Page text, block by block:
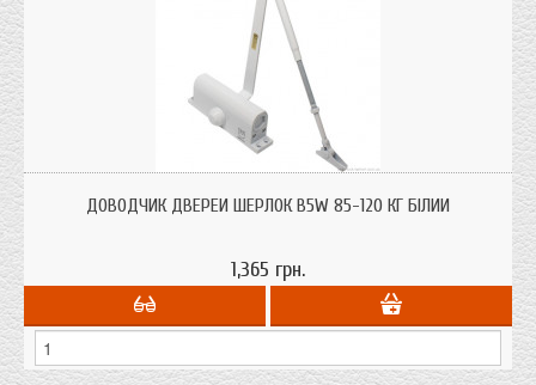
кольору з сертифікатом якості.
ДОВОДЧИК ДВЕРЕЙ ШЕРЛОК B5W 85-120 КГ БІЛИЙ
1,365 грн.